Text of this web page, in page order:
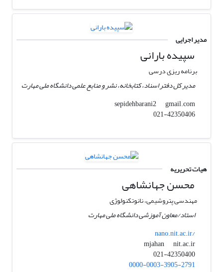
مدیر اجرایی
سپیده بارانی
برنامه ریزی درسی
مدیر کل دفتر اسناد، کتابخانه، نشر و منابع علمی دانشگاه ملی مهارت
sepidehbarani2
gmail.com
021-42350406
هیات تحریریه
محسن جهانشاهی
مهندسی پتروشیمی، نانوتکنولوژی
استاد/معاون آموزشی دانشگاه ملی مهارت
nano.nit.ac.ir/
mjahan
nit.ac.ir
021-42350400
0000-0003-3905-2791